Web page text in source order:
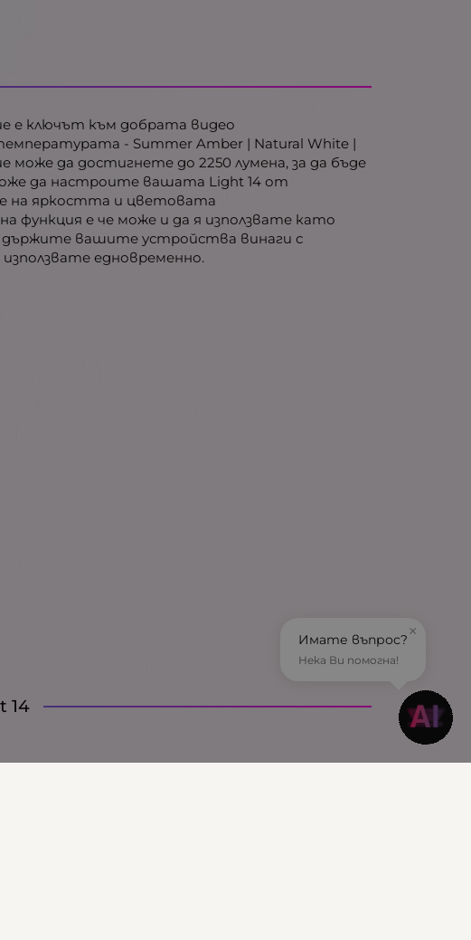
е ключът към добрата видео
- Summer Amber | Natural White |
може да достигнете до 2250 лумена, за да бъде
да настроите вашата Light 14 от
на яркостта и цветовата
функция е че може и да я използвате като
държите вашите устройства винаги с
едновременно.
14
×
Имате въпрос?
Нека Ви помогна!